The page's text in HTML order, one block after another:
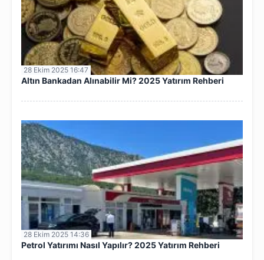
28 Ekim 2025 16:47
Altın Bankadan Alınabilir Mi? 2025 Yatırım Rehberi
28 Ekim 2025 14:36
Petrol Yatırımı Nasıl Yapılır? 2025 Yatırım Rehberi